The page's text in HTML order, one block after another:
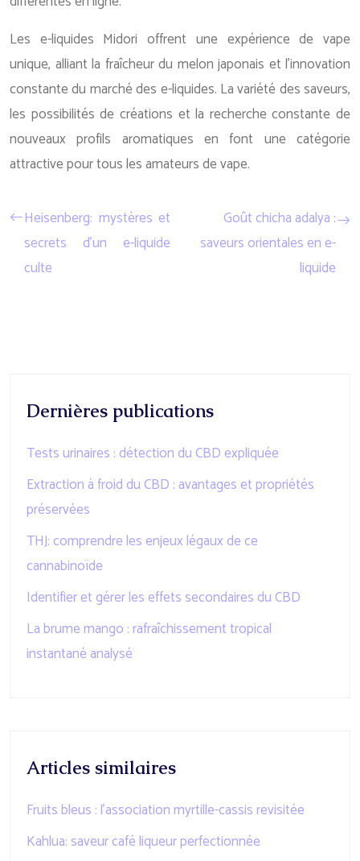
Les e-liquides Midori offrent une expérience de vape
unique, alliant la fraîcheur du melon japonais et l’innovation
constante du marché des e-liquides. La variété des saveurs,
les possibilités de créations et la recherche constante de
nouveaux profils aromatiques en font une catégorie
attractive pour tous les amateurs de vape.
Heisenberg: mystères et
secrets d’un e-liquide
culte
Goût chicha adalya :
saveurs orientales en e-
liquide
Dernières publications
Tests urinaires : détection du CBD expliquée
Extraction à froid du CBD : avantages et propriétés
préservées
THJ: comprendre les enjeux légaux de ce
cannabinoïde
Identifier et gérer les effets secondaires du CBD
La brume mango : rafraîchissement tropical
instantané analysé
Articles similaires
Fruits bleus : l’association myrtille-cassis revisitée
Kahlua: saveur café liqueur perfectionnée